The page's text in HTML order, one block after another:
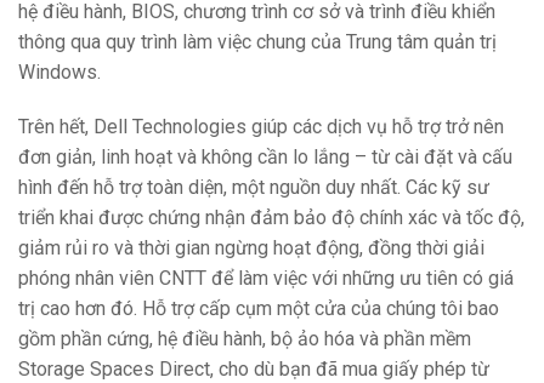
hệ điều hành, BIOS, chương trình cơ sở và trình điều khiển
thông qua quy trình làm việc chung của Trung tâm quản trị
Windows.
Trên hết, Dell Technologies giúp các dịch vụ hỗ trợ trở nên
đơn giản, linh hoạt và không cần lo lắng – từ cài đặt và cấu
hình đến hỗ trợ toàn diện, một nguồn duy nhất. Các kỹ sư
triển khai được chứng nhận đảm bảo độ chính xác và tốc độ,
giảm rủi ro và thời gian ngừng hoạt động, đồng thời giải
phóng nhân viên CNTT để làm việc với những ưu tiên có giá
trị cao hơn đó. Hỗ trợ cấp cụm một cửa của chúng tôi bao
gồm phần cứng, hệ điều hành, bộ ảo hóa và phần mềm
Storage Spaces Direct, cho dù bạn đã mua giấy phép từ